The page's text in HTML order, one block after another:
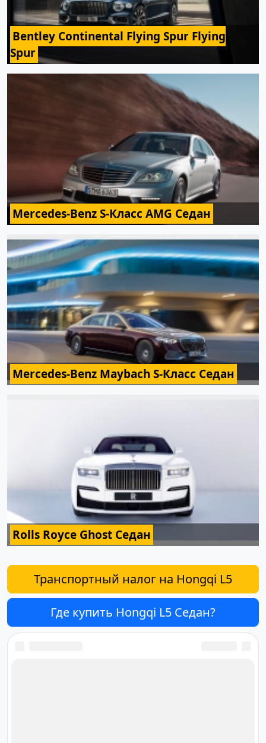
Bentley Continental Flying Spur Flying
Spur
Mercedes-Benz S-Класс AMG Седан
Mercedes-Benz Maybach S-Класс Седан
Rolls Royce Ghost Седан
Транспортный налог на Hongqi L5
Где купить Hongqi L5 Седан?